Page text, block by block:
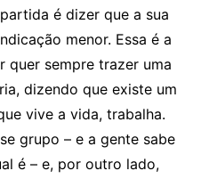
é dizer que a sua
menor. Essa é a
quer sempre trazer uma
dizendo que existe um
vive a vida, trabalha.
grupo – e a gente sabe
é – e, por outro lado,